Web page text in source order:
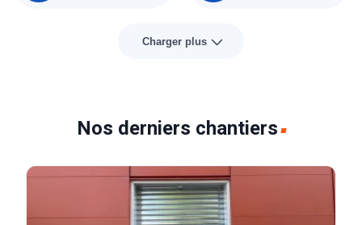
Charger plus
Nos derniers chantiers